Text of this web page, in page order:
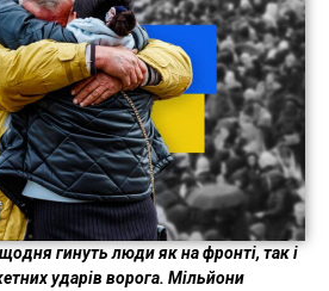
щодня гинуть люди як на фронті, так і
ударів ворога. Мільйони